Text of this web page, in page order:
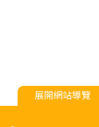
展開網站導覽